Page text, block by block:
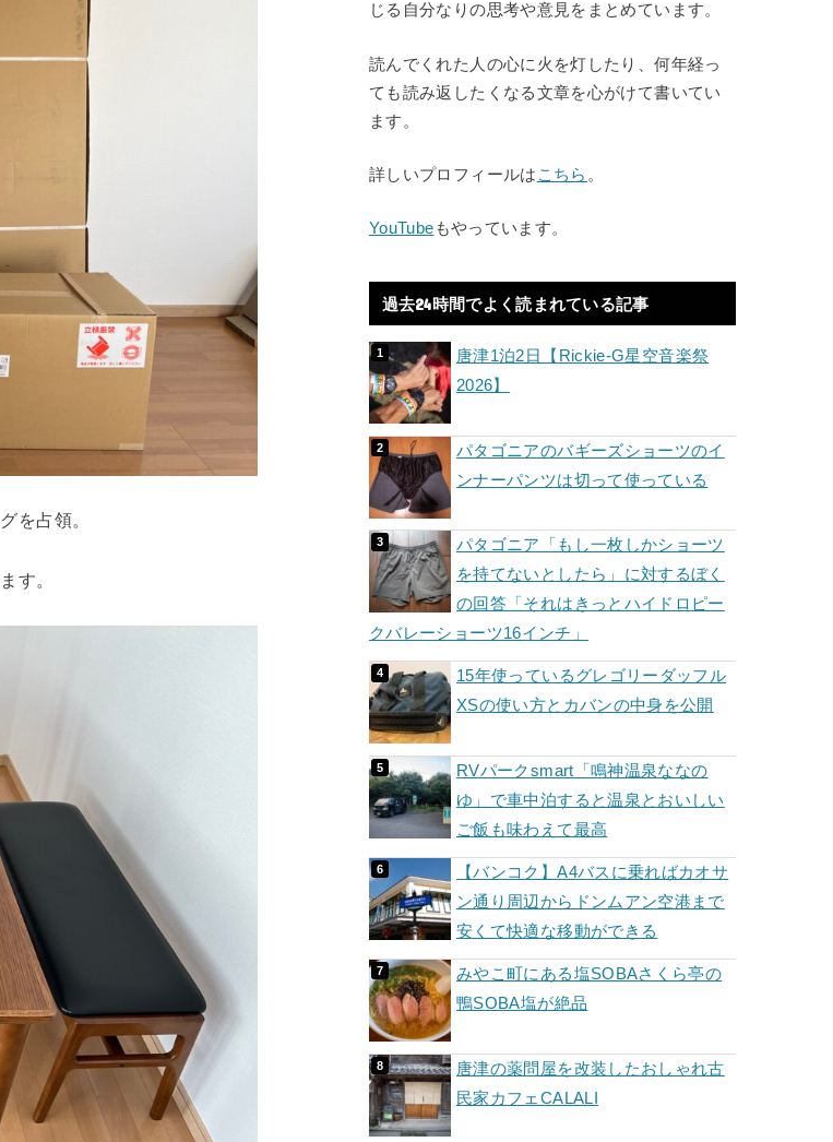
を占領。
す。
じる自分なりの思考や意見をまとめています。
読んでくれた人の心に火を灯したり、何年経っ
ても読み返したくなる文章を心がけて書いてい
ます。
詳しいプロフィールは こちら 。
YouTube もやっています。
過去24時間でよく読まれている記事
唐津1泊2日【Rickie-G星空音楽祭
2026】
パタゴニアのバギーズショーツのイ
ンナーパンツは切って使っている
パタゴニア「もし一枚しかショーツ
を持てないとしたら」に対するぼく
の回答「それはきっとハイドロピー
クバレーショーツ16インチ」
15年使っているグレゴリーダッフル
XSの使い方とカバンの中身を公開
RVパークsmart「鳴神温泉ななの
ゆ」で車中泊すると温泉とおいしい
ご飯も味わえて最高
【バンコク】A4バスに乗ればカオサ
ン通り周辺からドンムアン空港まで
安くて快適な移動ができる
みやこ町にある塩SOBAさくら亭の
鴨SOBA塩が絶品
唐津の薬問屋を改装したおしゃれ古
民家カフェCALALI